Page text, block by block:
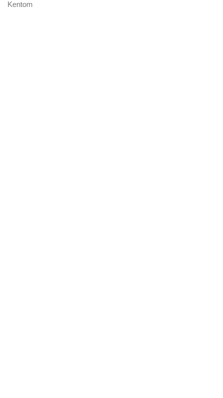
Kentom